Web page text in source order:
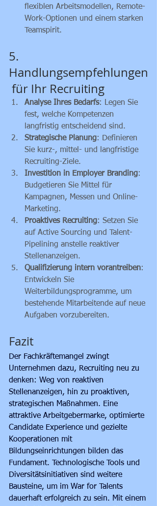
flexiblen Arbeitsmodellen, Remote-
Work-Optionen und einem starken
Teamspirit.
5.
Handlungsempfehlungen
für Ihr Recruiting
Analyse Ihres Bedarfs: Legen Sie
fest, welche Kompetenzen
langfristig entscheidend sind.
Strategische Planung: Definieren
Sie kurz-, mittel- und langfristige
Recruiting-Ziele.
Investition in Employer Branding:
Budgetieren Sie Mittel für
Kampagnen, Messen und Online-
Marketing.
Proaktives Recruiting: Setzen Sie
auf Active Sourcing und Talent-
Pipelining anstelle reaktiver
Stellenanzeigen.
Qualifizierung intern vorantreiben:
Entwickeln Sie
Weiterbildungsprogramme, um
bestehende Mitarbeitende auf neue
Aufgaben vorzubereiten.
Fazit
Der Fachkräftemangel zwingt
Unternehmen dazu, Recruiting neu zu
denken: Weg von reaktiven
Stellenanzeigen, hin zu proaktiven,
strategischen Maßnahmen. Eine
attraktive Arbeitgebermarke, optimierte
Candidate Experience und gezielte
Kooperationen mit
Bildungseinrichtungen bilden das
Fundament. Technologische Tools und
Diversitätsinitiativen sind weitere
Bausteine, um im War for Talents
dauerhaft erfolgreich zu sein. Mit einem